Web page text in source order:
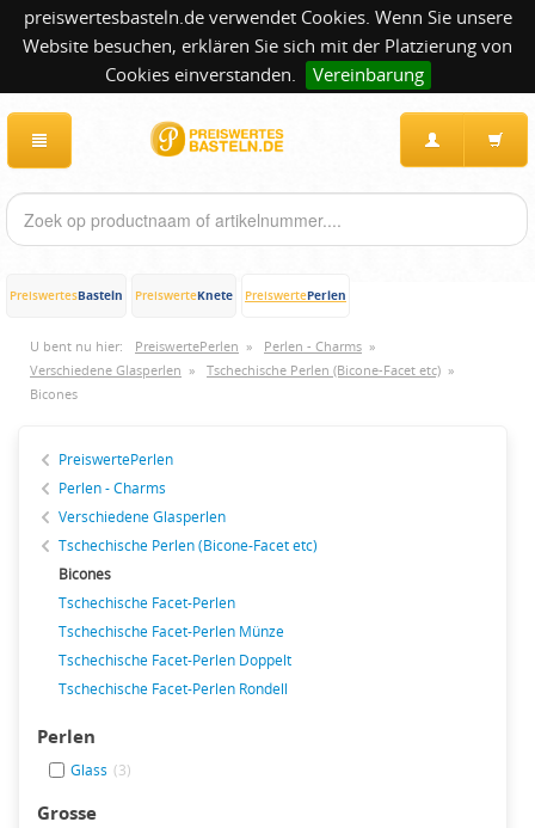
preiswertesbasteln.de verwendet Cookies. Wenn Sie unsere
Website besuchen, erklären Sie sich mit der Platzierung von
Cookies einverstanden.
Vereinbarung
PreiswertesBasteln PreiswerteKnete PreiswertePerlen
U bent nu hier: PreiswertePerlen » Perlen - Charms »
Verschiedene Glasperlen » Tschechische Perlen (Bicone-Facet etc) »
Bicones
PreiswertePerlen
Perlen - Charms
Verschiedene Glasperlen
Tschechische Perlen (Bicone-Facet etc)
Bicones
Tschechische Facet-Perlen
Tschechische Facet-Perlen Münze
Tschechische Facet-Perlen Doppelt
Tschechische Facet-Perlen Rondell
Perlen
Glass (3)
Grosse